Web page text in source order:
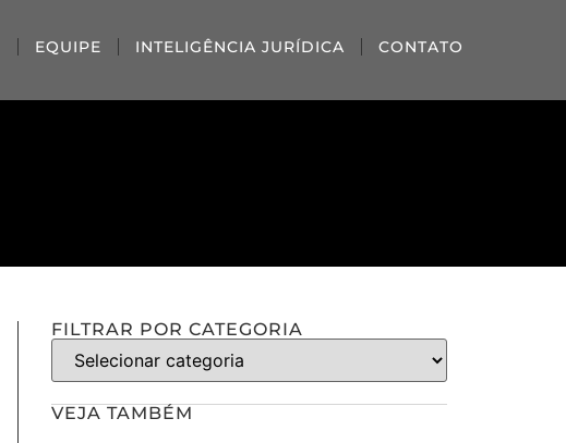
EQUIPE INTELIGÊNCIA JURÍDICA CONTATO
FILTRAR POR CATEGORIA
VEJA TAMBÉM